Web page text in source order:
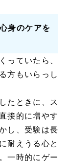
身のケアを
っていたら、
方もいらっし
たときに、ス
接的に増やす
し、受験は長
耐えうる心と
一時的にゲー